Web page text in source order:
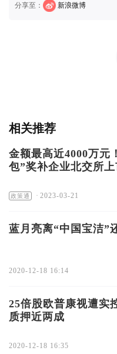
分享至： 新浪微博
相关推荐
金额最高近4000万元
包”奖补企业北交所上
政策通 · 2023-03-21
蓝月亮离“中国宝洁”
2020-12-18 16:14
25倍股欧普康视遭实
质押近两成
2020-12-18 16:35